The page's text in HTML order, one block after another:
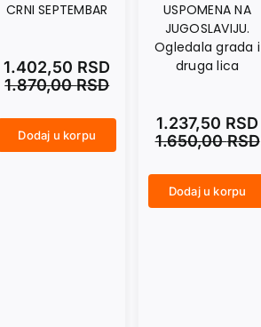
CRNI SEPTEMBAR
1.870,00RSD
1.402,50 RSD
Dodaj u korpu
USPOMENA NA
JUGOSLAVIJU.
Ogledala grada i
druga lica
1.650,00RSD
1.237,50 RSD
Dodaj u korpu